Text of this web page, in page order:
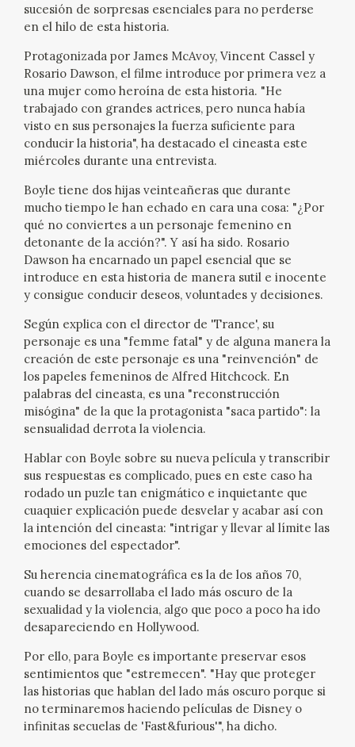
BIOGRAFÍA
CRONOLOGÍA
EL VIAJE DE GOYA
CATÁLOGO
GOYA EN ARAGÓN
EDICIONES
PUBLICACIONES
TIENDA
TIENDA ONLINE
CEDEA
RECURSOS EDUCATIVOS
FICHAS ARASAAC
sucesión de sorpresas esenciales para no perderse
en el hilo de esta historia.
Protagonizada por James McAvoy, Vincent Cassel y
Rosario Dawson, el filme introduce por primera vez a
una mujer como heroína de esta historia. "He
trabajado con grandes actrices, pero nunca había
visto en sus personajes la fuerza suficiente para
conducir la historia", ha destacado el cineasta este
miércoles durante una entrevista.
Boyle tiene dos hijas veinteañeras que durante
mucho tiempo le han echado en cara una cosa: "¿Por
qué no conviertes a un personaje femenino en
detonante de la acción?". Y así ha sido. Rosario
Dawson ha encarnado un papel esencial que se
introduce en esta historia de manera sutil e inocente
y consigue conducir deseos, voluntades y decisiones.
Según explica con el director de 'Trance', su
personaje es una "femme fatal" y de alguna manera la
creación de este personaje es una "reinvención" de
los papeles femeninos de Alfred Hitchcock. En
palabras del cineasta, es una "reconstrucción
misógina" de la que la protagonista "saca partido": la
sensualidad derrota la violencia.
Hablar con Boyle sobre su nueva película y transcribir
sus respuestas es complicado, pues en este caso ha
rodado un puzle tan enigmático e inquietante que
cuaquier explicación puede desvelar y acabar así con
la intención del cineasta: "intrigar y llevar al límite las
emociones del espectador".
Su herencia cinematográfica es la de los años 70,
cuando se desarrollaba el lado más oscuro de la
sexualidad y la violencia, algo que poco a poco ha ido
desapareciendo en Hollywood.
Por ello, para Boyle es importante preservar esos
sentimientos que "estremecen". "Hay que proteger
las historias que hablan del lado más oscuro porque si
no terminaremos haciendo películas de Disney o
infinitas secuelas de 'Fast&furious'", ha dicho.